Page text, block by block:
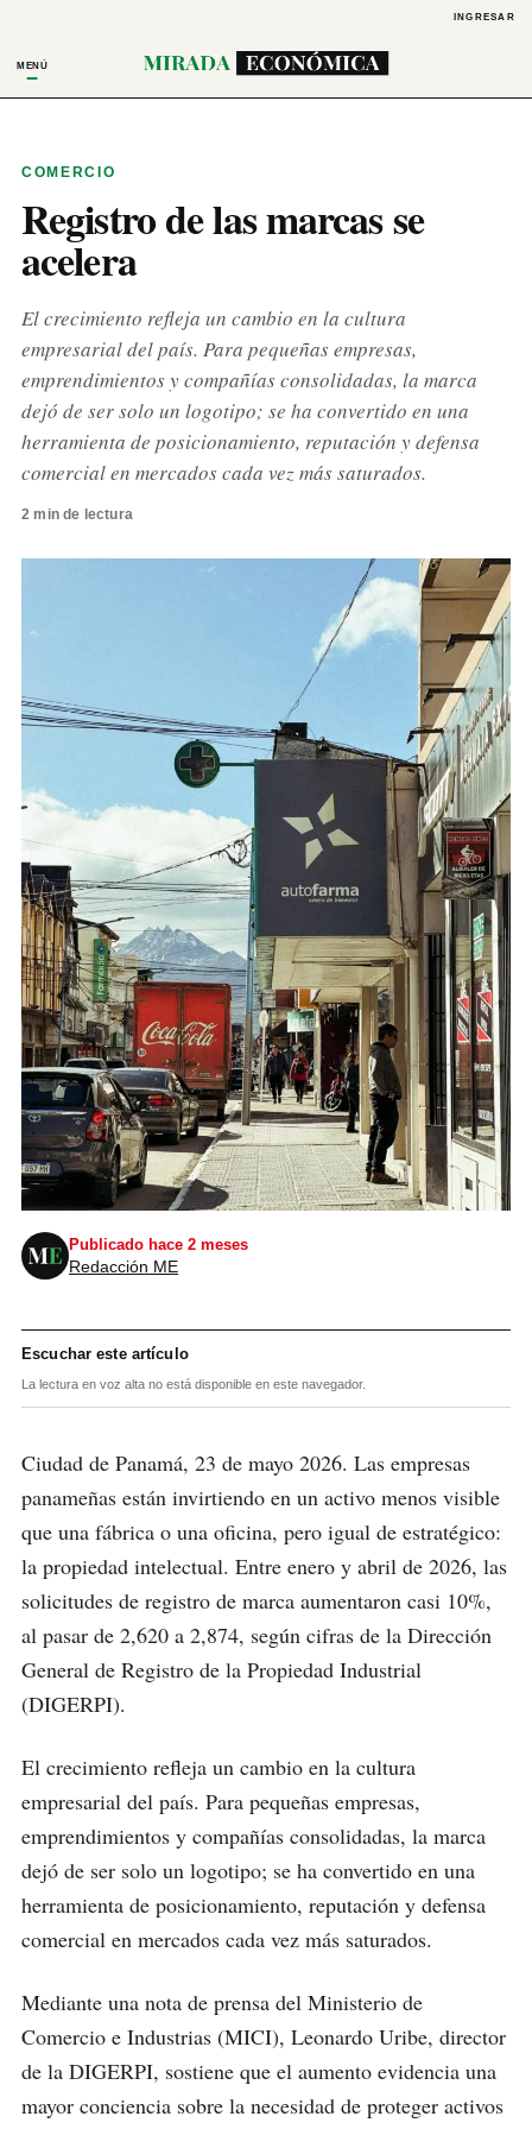
INGRESAR
MENÚ
COMERCIO
Registro de las marcas se
acelera
El crecimiento refleja un cambio en la cultura
empresarial del país. Para pequeñas empresas,
emprendimientos y compañías consolidadas, la marca
dejó de ser solo un logotipo; se ha convertido en una
herramienta de posicionamiento, reputación y defensa
comercial en mercados cada vez más saturados.
2 min de lectura
Publicado hace 2 meses
Redacción ME
Escuchar este artículo
La lectura en voz alta no está disponible en este navegador.
Ciudad de Panamá, 23 de mayo 2026. Las empresas
panameñas están invirtiendo en un activo menos visible
que una fábrica o una oficina, pero igual de estratégico:
la propiedad intelectual. Entre enero y abril de 2026, las
solicitudes de registro de marca aumentaron casi 10%,
al pasar de 2,620 a 2,874, según cifras de la Dirección
General de Registro de la Propiedad Industrial
(DIGERPI).
El crecimiento refleja un cambio en la cultura
empresarial del país. Para pequeñas empresas,
emprendimientos y compañías consolidadas, la marca
dejó de ser solo un logotipo; se ha convertido en una
herramienta de posicionamiento, reputación y defensa
comercial en mercados cada vez más saturados.
Mediante una nota de prensa del Ministerio de
Comercio e Industrias (MICI), Leonardo Uribe, director
de la DIGERPI, sostiene que el aumento evidencia una
mayor conciencia sobre la necesidad de proteger activos